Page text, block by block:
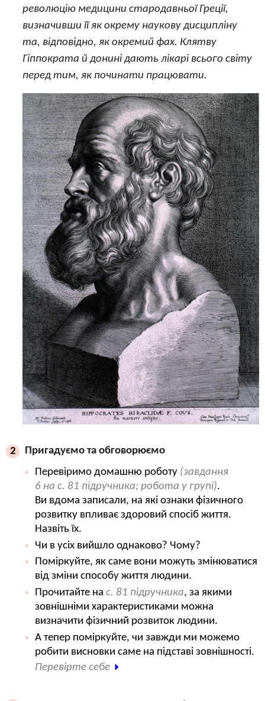
революцію медицини стародавньої Греції,
визначивши її як окрему наукову дисципліну
та, відповідно, як окремий фах. Клятву
Гіппократа й донині дають лікарі всього світу
перед тим, як починати працювати.
2
Пригадуємо та обговорюємо
Перевіримо домашню роботу (завдання
6 на с. 81 підручника; робота у групі).
Ви вдома записали, на які ознаки фізичного
розвитку впливає здоровий спосіб життя.
Назвіть їх.
Чи в усіх вийшло однаково? Чому?
Поміркуйте, як саме вони можуть змінюватися
від зміни способу життя людини.
Прочитайте на с. 81 підручника, за якими
зовнішніми характеристиками можна
визначити фізичний розвиток людини.
А тепер поміркуйте, чи завжди ми можемо
робити висновки саме на підставі зовнішності.
Перевірте себе